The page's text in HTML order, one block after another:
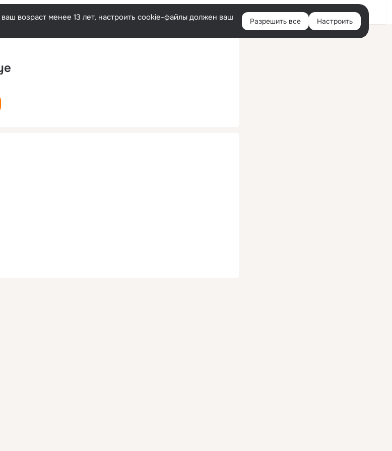
Русский Войти
возраст менее 13 лет, настроить cookie-файлы должен ваш
Разрешить все Настроить